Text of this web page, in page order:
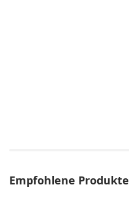
Empfohlene Produkte